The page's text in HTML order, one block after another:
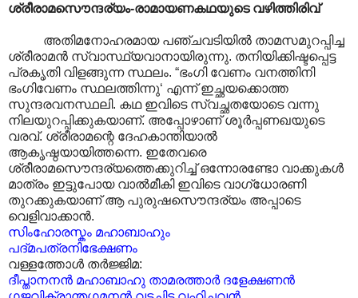
ശ്രീരാമസൌന്ദര്യം-രാമായണകഥയുടെ വഴിത്തിരിവ്
അതിമനോഹരമായ പഞ്ചവടിയിൽ താമസമുറപ്പിച്ച
ശ്രീരാമൻ സ്വാസ്ഥ്യവാനായിരുന്നു. തനിയിക്കിഷ്ടപ്പെട്ട
പ്രകൃതി വിളങ്ങുന്ന സ്ഥലം. “ഭംഗി വേണം വനത്തിനി
ഭംഗിവേണം സ്ഥലത്തിന്നു‘ എന്ന് ഇച്ഛയക്കൊത്ത
സുന്ദരവനസ്ഥലി. കഥ ഇവിടെ സ്വച്ഛതയോടെ വന്നു
നിലയുറപ്പിക്കുകയാണ്. അപ്പോഴാണ് ശൂർപ്പണഖയുടെ
വരവ്. ശ്രീരാമന്റെ ദേഹകാന്തിയാൽ
ആകൃഷ്ഠയായിത്തന്നെ. ഇതേവരെ
ശ്രീരാമസൌന്ദര്യത്തെക്കുറിച്ച് ഒന്നോരണ്ടോ വാക്കുകൾ
മാത്രം ഇട്ടുപോയ വാൽമീകി ഇവിടെ വാഗ്ധോരണി
തുറക്കുകയാണ് ആ പുരുഷസൌന്ദര്യം അപ്പാടെ
വെളിവാക്കാൻ.
സിംഹോരസ്കം മഹാബാഹും
പദ്‌മപത്രനിഭേക്ഷണം
വള്ളത്തോൾ തർജ്ജിമ:
ദീപ്താനനൻ മഹാബാഹു താമരത്താർ ദളേക്ഷണൻ